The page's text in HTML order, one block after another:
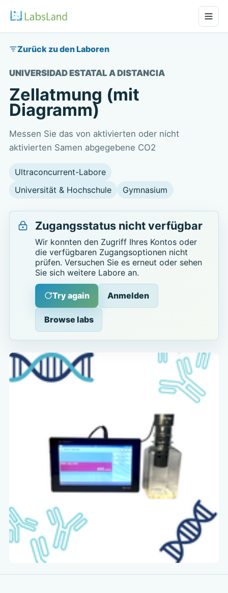
Zurück zu den Laboren
UNIVERSIDAD ESTATAL A DISTANCIA
Zellatmung (mit
Diagramm)
Messen Sie das von aktivierten oder nicht
aktivierten Samen abgegebene CO2
Ultraconcurrent-Labore
Universität & Hochschule
Gymnasium
Zugangsstatus nicht verfügbar
Wir konnten den Zugriff Ihres Kontos oder
die verfügbaren Zugangsoptionen nicht
prüfen. Versuchen Sie es erneut oder sehen
Sie sich weitere Labore an.
Try again Anmelden
Browse labs